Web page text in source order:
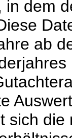
in dem
ab
sich die